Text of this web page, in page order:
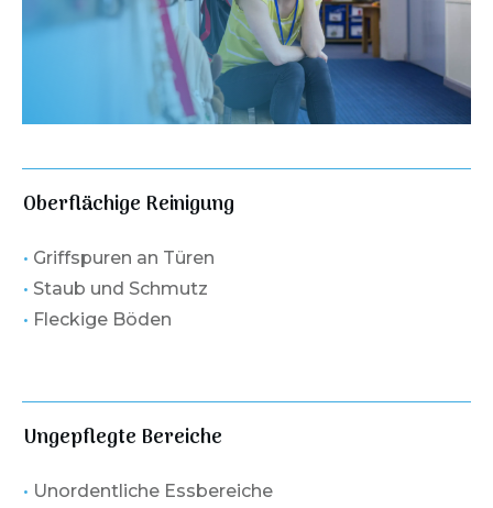
Oberflächige Reinigung
• Griffspuren an Türen
• Staub und Schmutz
• Fleckige Böden
Ungepflegte Bereiche
• Unordentliche Essbereiche